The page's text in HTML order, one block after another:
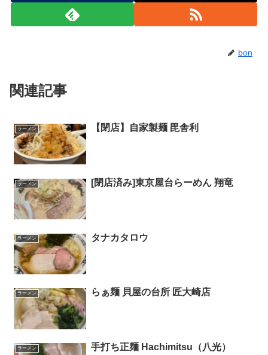
bon
関連記事
ラーメン 【閉店】自家製麺 毘舎利
ラーメン [閉店済み]東京屋台らーめん 翔竜
ラーメン タナカタロウ
ラーメン らぁ麺 貝屋の台所 匠大崎店
ラーメン 手打ち正麺 Hachimitsu（八光）